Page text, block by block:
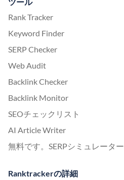
Rank Tracker
Keyword Finder
SERP Checker
Web Audit
Backlink Checker
Backlink Monitor
SEOチェックリスト
AI Article Writer
無料です。SERPシミュレーター
Ranktrackerの詳細